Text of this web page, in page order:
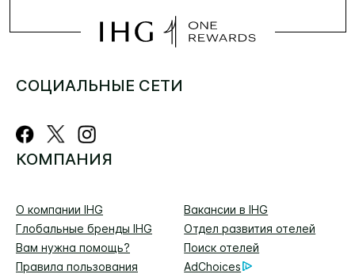
СОЦИАЛЬНЫЕ СЕТИ
КОМПАНИЯ
О компании IHG
Вакансии в IHG
Глобальные бренды IHG
Отдел развития отелей
Вам нужна помощь?
Поиск отелей
Правила пользования
AdChoices